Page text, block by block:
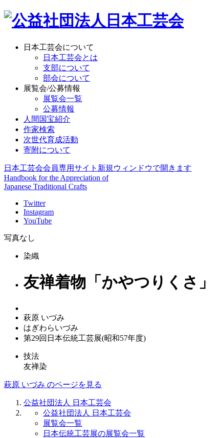
日本工芸会について
日本工芸会とは
支部について
部会について
展覧会/公募情報
展覧会一覧
公募情報
人間国宝紹介
作家検索
次世代育成活動
寄附について
日本工芸会会員専用サイト 新規ウィンドウで開きます
Handbook for the Appreciation of
Japanese Traditional Crafts
Twitter
Instagram
YouTube
写真なし
染織
友禅着物「かやつりくさ」
萩原 いづみ
はぎわらいづみ
第29回日本伝統工芸展(昭和57年度)
技法
友禅染
萩原 いづみ のページを見る
公益社団法人 日本工芸会
公益社団法人 日本工芸会
展覧会一覧
日本伝統工芸展の展覧会一覧